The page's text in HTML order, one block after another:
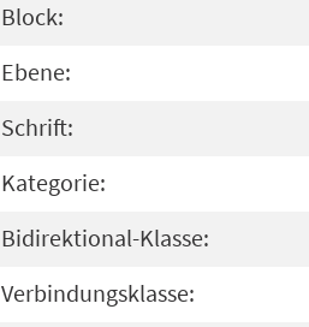
Block:
Ebene:
Schrift:
Kategorie:
Bidirektional-Klasse:
Verbindungsklasse: